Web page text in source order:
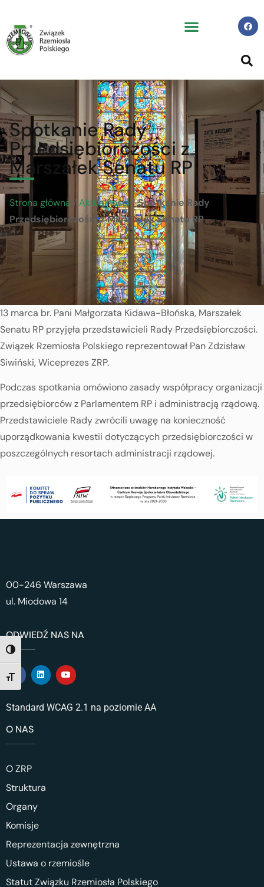
TOGGLE HIGH CONTRAST
TOGGLE FONT SIZE
Spotkanie Rady
Przedsiębiorczości z
Marszałek Senatu RP
Strona główna / Aktualności /Spotkanie Rady
Przedsiębiorczości z Marszałek Senatu RP
13 marca br. Pani Małgorzata Kidawa-Błońska, Marszałek
Senatu RP przyjęła przedstawicieli Rady Przedsiębiorczości.
Związek Rzemiosła Polskiego reprezentował Pan Zdzisław
Siwiński, Wiceprezes ZRP.
Podczas spotkania omówiono zasady współpracy organizacji
przedsiębiorców z Parlamentem RP i administracją rządową.
Przedstawiciele Rady zwrócili uwagę na konieczność
uporządkowania kwestii dotyczących przedsiębiorczości w
poszczególnych resortach administracji rządowej.
00-246 Warszawa
ul. Miodowa 14
ODWIEDŹ NAS NA
Standard WCAG 2.1 na poziomie AA
O NAS
O ZRP
Struktura
Organy
Komisje
Reprezentacja zewnętrzna
Ustawa o rzemiośle
Statut Związku Rzemiosła Polskiego